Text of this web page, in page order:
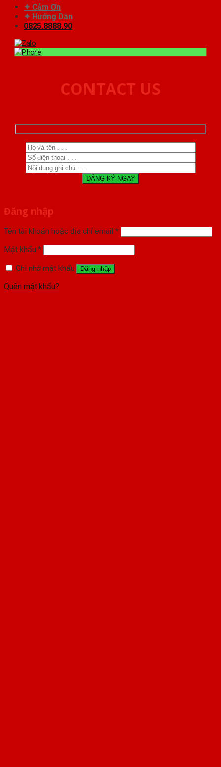
✦ Cảm Ơn
✦ Hướng Dẫn
0825.8888.90
CONTACT US
Đăng nhập
Tên tài khoản hoặc địa chỉ email *
Mật khẩu *
Ghi nhớ mật khẩu
Đăng nhập
Quên mật khẩu?